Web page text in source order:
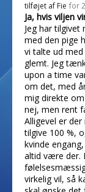
tilføjet af Fie for
Ja, hvis viljen
Jeg har
med den pige
vi talte ud
glemt. Jeg
upon a time
om det, med
mig direkte
nej, men rent
Alligevel er
tilgive 100 %,
kvinde
altid være der.
virkelig vil, så